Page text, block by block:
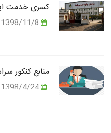
کسری خدمت
منابع کنکور